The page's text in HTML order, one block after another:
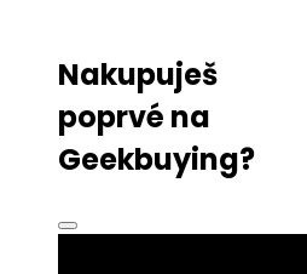
Nakupuješ
poprvé na
Geekbuying?